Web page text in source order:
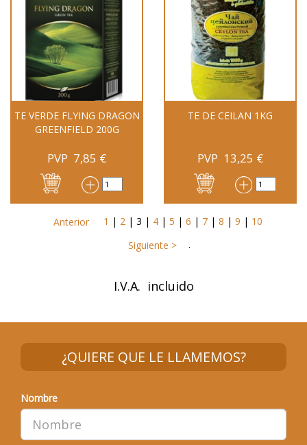
TE VERDE FLYING DRAGON
GREENFIELD 200G
PVP 7,85 €
TE DE CEILAN 1KG
PVP 13,25 €
Anterior 1 | 2 | 3 | 4 | 5 | 6 | 7 | 8 | 9 | 10
Siguiente >
.
I.V.A. incluido
¿QUIERE QUE LE LLAMEMOS?
Nombre